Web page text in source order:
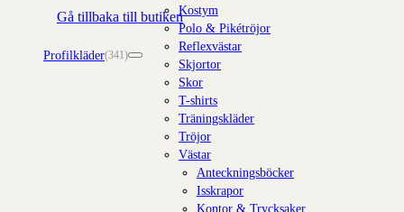
Gå tillbaka till butiken
Profilkläder(341)
Kostym
Polo & Pikétröjor
Reflexvästar
Skjortor
Skor
T-shirts
Träningskläder
Tröjor
Västar
Anteckningsböcker
Isskrapor
Kontor & Trycksaker